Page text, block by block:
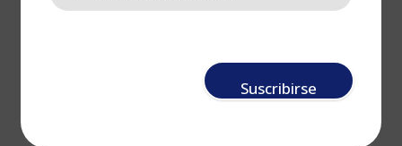
Suscribirse
Basic 5-A, kit de